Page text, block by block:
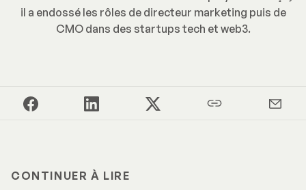
il a endossé les rôles de directeur marketing puis de
CMO dans des startups tech et web3.
CONTINUER À LIRE